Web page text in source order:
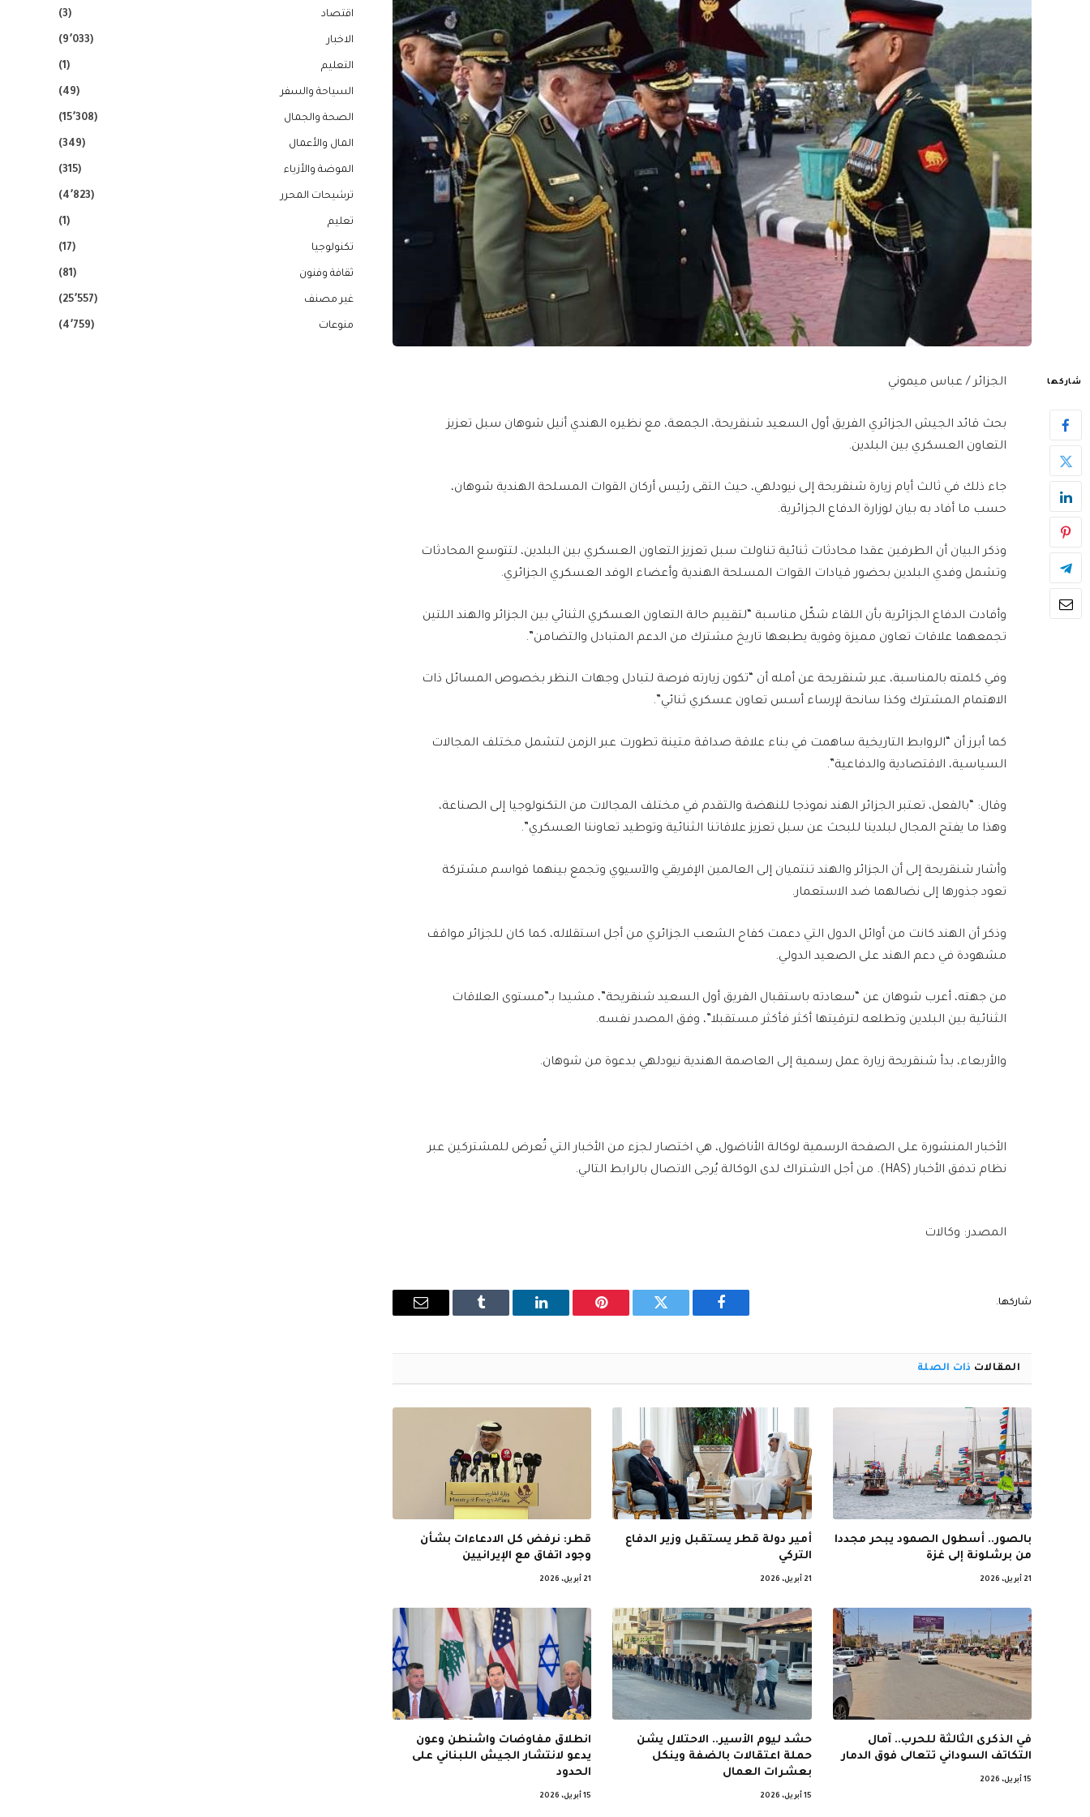
شاركها الجزائر / عباس ميموني
بحث قائد الجيش الجزائري الفريق أول السعيد شنقريحة، الجمعة، مع نظيره الهندي أنيل شوهان سبل تعزيز
التعاون العسكري بين البلدين.
جاء ذلك في ثالث أيام زيارة شنقريحة إلى نيودلهي، حيث التقى رئيس أركان القوات المسلحة الهندية شوهان،
حسب ما أفاد به بيان لوزارة الدفاع الجزائرية.
وذكر البيان أن الطرفين عقدا محادثات ثنائية تناولت سبل تعزيز التعاون العسكري بين البلدين، لتتوسع المحادثات
وتشمل وفدي البلدين بحضور قيادات القوات المسلحة الهندية وأعضاء الوفد العسكري الجزائري.
وأفادت الدفاع الجزائرية بأن اللقاء شكّل مناسبة “لتقييم حالة التعاون العسكري الثنائي بين الجزائر والهند اللتين
تجمعهما علاقات تعاون مميزة وقوية يطبعها تاريخ مشترك من الدعم المتبادل والتضامن”.
وفي كلمته بالمناسبة، عبر شنقريحة عن أمله أن “تكون زيارته فرصة لتبادل وجهات النظر بخصوص المسائل ذات
الاهتمام المشترك وكذا سانحة لإرساء أسس تعاون عسكري ثنائي”.
كما أبرز أن “الروابط التاريخية ساهمت في بناء علاقة صداقة متينة تطورت عبر الزمن لتشمل مختلف المجالات
السياسية، الاقتصادية والدفاعية”.
وقال: “بالفعل، تعتبر الجزائر الهند نموذجا للنهضة والتقدم في مختلف المجالات من التكنولوجيا إلى الصناعة،
وهذا ما يفتح المجال لبلدينا للبحث عن سبل تعزيز علاقاتنا الثنائية وتوطيد تعاوننا العسكري”.
وأشار شنقريحة إلى أن الجزائر والهند تنتميان إلى العالمين الإفريقي والآسيوي وتجمع بينهما قواسم مشتركة
تعود جذورها إلى نضالهما ضد الاستعمار.
وذكر أن الهند كانت من أوائل الدول التي دعمت كفاح الشعب الجزائري من أجل استقلاله، كما كان للجزائر مواقف
مشهودة في دعم الهند على الصعيد الدولي.
من جهته، أعرب شوهان عن “سعادته باستقبال الفريق أول السعيد شنقريحة”، مشيدا بـ”مستوى العلاقات
الثنائية بين البلدين وتطلعه لترقيتها أكثر فأكثر مستقبلا”، وفق المصدر نفسه.
والأربعاء، بدأ شنقريحة زيارة عمل رسمية إلى العاصمة الهندية نيودلهي بدعوة من شوهان.
الأخبار المنشورة على الصفحة الرسمية لوكالة الأناضول، هي اختصار لجزء من الأخبار التي تُعرض للمشتركين عبر
نظام تدفق الأخبار (HAS). من أجل الاشتراك لدى الوكالة يُرجى الاتصال بالرابط التالي.
المصدر: وكالات
شاركها.
فيسبوك تويتر بينتيريستلينكدإن Tumblr
البريد
المقالات ذات الصلة
بالصور.. أسطول الصمود يبحر مجددا
من برشلونة إلى غزة
21 أبريل، 2026
أمير دولة قطر يستقبل وزير الدفاع
التركي
21 أبريل، 2026
قطر: نرفض كل الادعاءات بشأن
وجود اتفاق مع الإيرانيين
21 أبريل، 2026
في الذكرى الثالثة للحرب.. آمال
التكاتف السوداني تتعالى فوق الدمار
15 أبريل، 2026
حشد ليوم الأسير.. الاحتلال يشن
حملة اعتقالات بالضفة وينكل
بعشرات العمال
15 أبريل، 2026
انطلاق مفاوضات واشنطن وعون
يدعو لانتشار الجيش اللبناني على
الحدود
15 أبريل، 2026
اقتصاد (3)
الاخبار (9٬033)
التعليم (1)
السياحة والسفر (49)
الصحة والجمال (15٬308)
المال والأعمال (349)
الموضة والأزياء (315)
ترشيحات المحرر (4٬823)
تعليم (1)
تكنولوجيا (17)
ثقافة وفنون (81)
غير مصنف (25٬557)
منوعات (4٬759)